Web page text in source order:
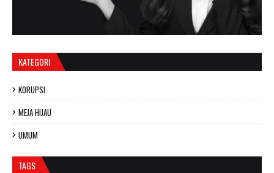
KATEGORI
KORUPSI
MEJA HIJAU
UMUM
TAGS